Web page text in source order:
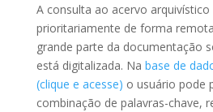
A consulta ao acervo arquivístico
prioritariamente de forma
grande parte da documentação
está digitalizada. Na base de
(clique e acesse) o usuário pode
combinação de palavras-chave,